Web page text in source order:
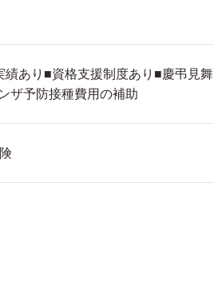
あり■資格支援制度あり■慶弔見舞
ザ予防接種費用の補助